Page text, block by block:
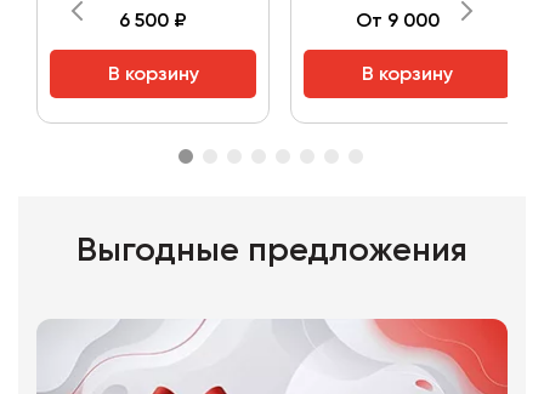
6 500 ₽
В корзину
От 9 000 ₽
В корзину
Выгодные предложения